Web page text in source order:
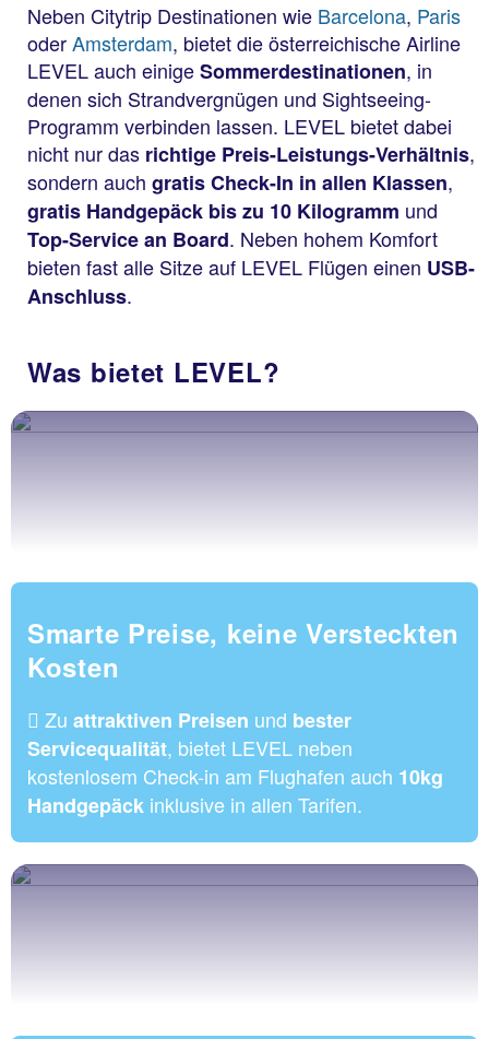
Neben Citytrip Destinationen wie Barcelona, Paris
oderAmsterdam, bietet die österreichische Airline
LEVEL auch einigeSommerdestinationen, in
denen sich Strandvergnügen und Sightseeing-
Programm verbinden lassen. LEVEL bietet dabei
nicht nur das richtige Preis-Leistungs-Verhältnis,
sondern auch gratis Check-In in allen Klassen,
gratis Handgepäck bis zu 10 Kilogramm und
Top-Service an Board. Neben hohem Komfort
bieten fast alle Sitze auf LEVEL Flügen einen USB-
Anschluss.
Was bietet LEVEL?
Smarte Preise, keine Versteckten
Kosten
Zu attraktiven Preisen und bester
Servicequalität, bietet LEVEL neben
kostenlosem Check-in am Flughafen auch 10kg
Handgepäck inklusive in allen Tarifen.